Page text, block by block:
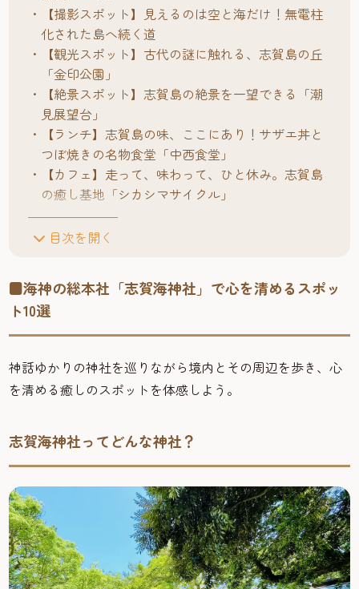
目次を開く
【撮影スポット】見えるのは空と海だけ！無電柱
化された島へ続く道
【観光スポット】古代の謎に触れる、志賀島の丘
「金印公園」
【絶景スポット】志賀島の絶景を一望できる「潮
見展望台」
【ランチ】志賀島の味、ここにあり！サザエ丼と
つぼ焼きの名物食堂「中西食堂」
【カフェ】走って、味わって、ひと休み。志賀島
の癒し基地「シカシマサイクル」
■海神の総本社「志賀海神社」で心を清めるスポッ
ト10選
神話ゆかりの神社を巡りながら境内とその周辺を歩き、心
を清める癒しのスポットを体感しよう。
志賀海神社ってどんな神社？